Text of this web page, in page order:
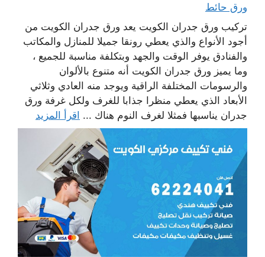
ورق حائط
تركيب ورق جدران الكويت يعد ورق جدران الكويت من
أجود الأنواع والذي يعطي رونقا جميلا للمنازل والمكاتب
والفنادق يوفر الوقت والجهد وبتكلفة مناسبة للجميع ،
وما يميز ورق جدران الكويت أنه متنوع بالألوان
والرسومات المختلفة الراقية ويوجد منه العادي وثلاثي
الأبعاد الذي يعطي منظرا جذابا للغرف ولكل غرفة ورق
جدران يناسبها فمثلا لغرف النوم هناك ... اقرأ المزيد